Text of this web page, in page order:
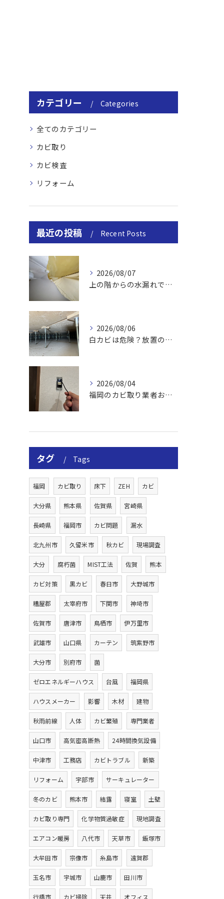
カテゴリー Categories
全てのカテゴリー
カビ取り
カビ検査
リフォーム
最近の投稿 Recent Posts
2026/08/07
上の階からの水漏れでカビ｜対処法と業者
2026/08/06
白カビは危険？放置のリスクと取り方
2026/08/04
福岡のカビ取り業者おすすめの選び方と費用
タグ Tags
福岡 カビ取り 床下 ZEH カビ
大分県 熊本県 佐賀県 宮崎県
長崎県 福岡市 カビ問題 漏水
北九州市 久留米市 秋カビ 現場調査
大分 腐朽菌 MIST工法 佐賀 熊本
カビ対策 黒カビ 春日市 大野城市
糟屋郡 太宰府市 下関市 神埼市
佐賀市 唐津市 鳥栖市 伊万里市
武雄市 山口県 カーテン 筑紫野市
大分市 別府市 菌
ゼロエネルギーハウス 台風 福岡県
ハウスメーカー 影響 木材 建物
秋雨前線 人体 カビ繁殖 専門業者
山口市 高気密高断熱 24時間換気設備
中津市 工務店 カビトラブル 新築
リフォーム 宇部市 サーキュレーター
冬のカビ 熊本市 結露 寝室 土壁
カビ取り専門 化学物質過敏症 現地調査
エアコン暖房 八代市 天草市 飯塚市
大牟田市 宗像市 糸島市 遠賀郡
玉名市 宇城市 山鹿市 田川市
行橋市 カビ掃除 天井 オフィス